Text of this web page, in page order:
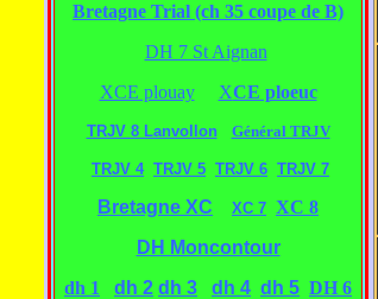
Bretagne Trial (ch 35 coupe de B)
DH 7 St Aignan
XCE plouay
XCE ploeuc
TRJV 8 Lanvollon Général TRJV
TRJV 4 TRJV 5 TRJV 6 TRJV 7
Bretagne XC XC 7 XC 8
DH Moncontour
dh 1
dh 2 dh 3 dh 4 dh 5 DH 6